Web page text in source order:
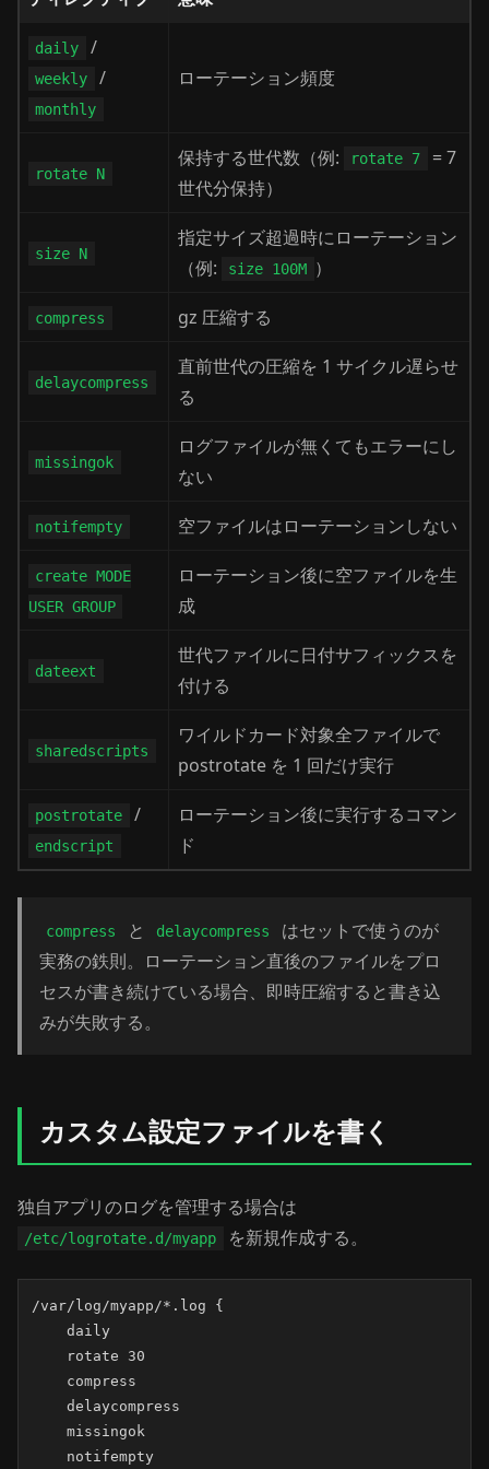
daily /
weekly /
monthly
ローテーション頻度
rotate N
保持する世代数（例: rotate 7
= 7
世代分保持）
size N
指定サイズ超過時にローテーション
（例:
size 100M ）
compress gz 圧縮する
delaycompress
直前世代の圧縮を 1 サイクル遅らせ
る
missingok
ログファイルが無くてもエラーにし
ない
notifempty 空ファイルはローテーションしない
create MODE
USER GROUP
ローテーション後に空ファイルを生
成
dateext
世代ファイルに日付サフィックスを
付ける
sharedscripts
ワイルドカード対象全ファイルで
postrotate を 1 回だけ実行
postrotate /
endscript
ローテーション後に実行するコマン
ド
compress と delaycompress
はセットで使うのが
実務の鉄則。ローテーション直後のファイルをプロ
セスが書き続けている場合、即時圧縮すると書き込
みが失敗する。
カスタム設定ファイルを書く
独自アプリのログを管理する場合は
/etc/logrotate.d/myapp を新規作成する。
/var/log/myapp/*.log {
    daily
    rotate 30
    compress
    delaycompress
    missingok
    notifempty